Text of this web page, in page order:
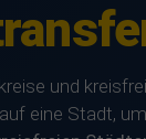
und
eine Stadt,